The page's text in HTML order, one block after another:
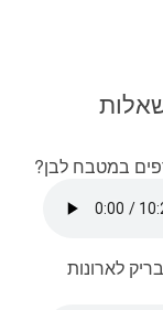
במטבח לבן?
לארונות